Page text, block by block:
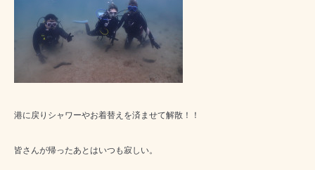
港に戻りシャワーやお着替えを済ませて解散！！
皆さんが帰ったあとはいつも寂しい。